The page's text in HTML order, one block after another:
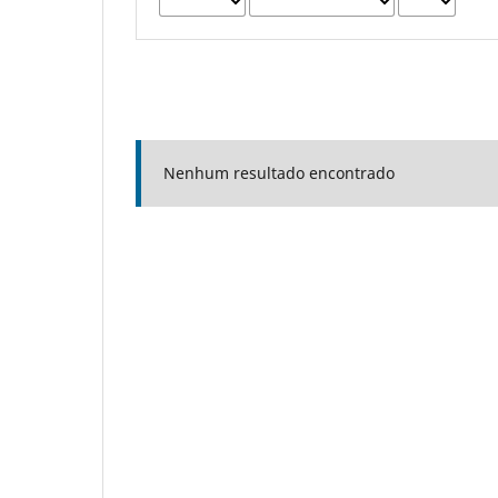
Nenhum resultado encontrado